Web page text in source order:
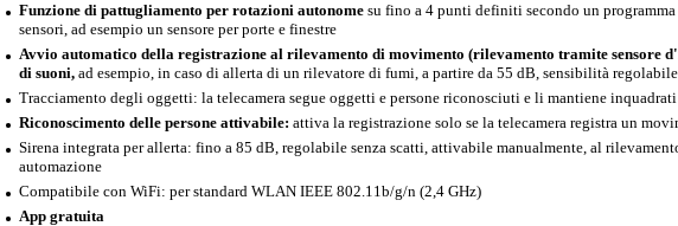
Funzione di pattugliamento per rotazioni autonome su fino a 4 punti definiti secondo un
sensori, ad esempio un sensore per porte e finestre
Avvio automatico della registrazione al rilevamento di movimento (rilevamento tramite sensore
di suoni, ad esempio, in caso di allerta di un rilevatore di fumi, a partire da 55 dB, sensibilità regolabile
Tracciamento degli oggetti: la telecamera segue oggetti e persone riconosciuti e li mantiene inquadrati
Riconoscimento delle persone attivabile: attiva la registrazione solo se la telecamera registra un
Sirena integrata per allerta: fino a 85 dB, regolabile senza scatti, attivabile manualmente, al
automazione
Compatibile con WiFi: per standard WLAN IEEE 802.11b/g/n (2,4 GHz)
App gratuita